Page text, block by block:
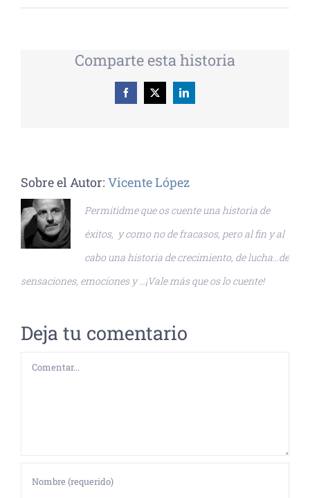
Comparte esta historia
Facebook
X LinkedIn
Sobre el Autor: Vicente López
Permitidme que os cuente una historia de
éxitos, y como no de fracasos, pero al fin y al
cabo una historia de crecimiento, de lucha…de
sensaciones, emociones y …¡Vale más que os lo cuente!
Deja tu comentario
Comentar